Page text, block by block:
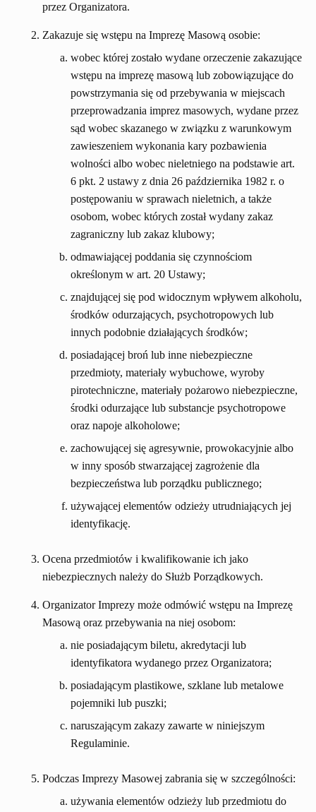
przez Organizatora.
Zakazuje się wstępu na Imprezę Masową osobie:
wobec której zostało wydane orzeczenie zakazujące
wstępu na imprezę masową lub zobowiązujące do
powstrzymania się od przebywania w miejscach
przeprowadzania imprez masowych, wydane przez
sąd wobec skazanego w związku z warunkowym
zawieszeniem wykonania kary pozbawienia
wolności albo wobec nieletniego na podstawie art.
6 pkt. 2 ustawy z dnia 26 października 1982 r. o
postępowaniu w sprawach nieletnich, a także
osobom, wobec których został wydany zakaz
zagraniczny lub zakaz klubowy;
odmawiającej poddania się czynnościom
określonym w art. 20 Ustawy;
znajdującej się pod widocznym wpływem alkoholu,
środków odurzających, psychotropowych lub
innych podobnie działających środków;
posiadającej broń lub inne niebezpieczne
przedmioty, materiały wybuchowe, wyroby
pirotechniczne, materiały pożarowo niebezpieczne,
środki odurzające lub substancje psychotropowe
oraz napoje alkoholowe;
zachowującej się agresywnie, prowokacyjnie albo
w inny sposób stwarzającej zagrożenie dla
bezpieczeństwa lub porządku publicznego;
używającej elementów odzieży utrudniających jej
identyfikację.
Ocena przedmiotów i kwalifikowanie ich jako
niebezpiecznych należy do Służb Porządkowych.
Organizator Imprezy może odmówić wstępu na Imprezę
Masową oraz przebywania na niej osobom:
nie posiadającym biletu, akredytacji lub
identyfikatora wydanego przez Organizatora;
posiadającym plastikowe, szklane lub metalowe
pojemniki lub puszki;
naruszającym zakazy zawarte w niniejszym
Regulaminie.
Podczas Imprezy Masowej zabrania się w szczególności:
używania elementów odzieży lub przedmiotu do